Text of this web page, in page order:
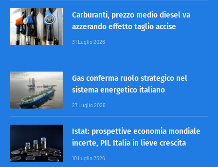
Carburanti, prezzo medio diesel va
azzerando effetto taglio accise
31 Luglio 2026
Gas conferma ruolo strategico nel
sistema energetico italiano
27 Luglio 2026
Istat: prospettive economia mondiale
incerte, PIL Italia in lieve crescita
10 Luglio 2026